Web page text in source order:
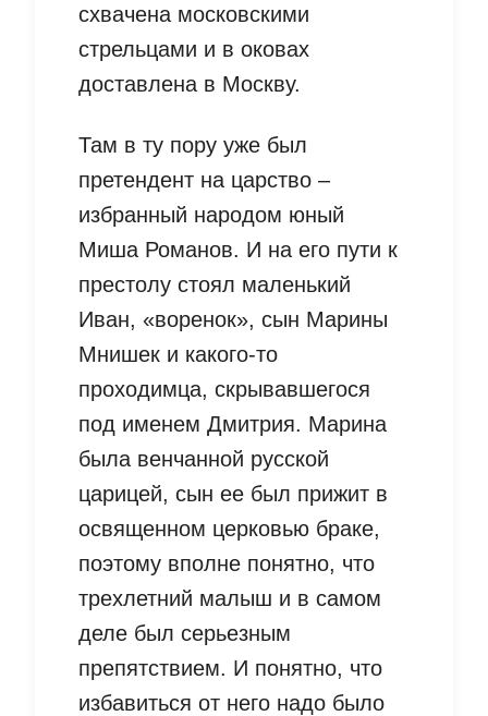
схвачена московскими
стрельцами и в оковах
доставлена в Москву.
Там в ту пору уже был
претендент на царство –
избранный народом юный
Миша Романов. И на его пути к
престолу стоял маленький
Иван, «воренок», сын Марины
Мнишек и какого-то
проходимца, скрывавшегося
под именем Дмитрия. Марина
была венчанной русской
царицей, сын ее был прижит в
освященном церковью браке,
поэтому вполне понятно, что
трехлетний малыш и в самом
деле был серьезным
препятствием. И понятно, что
избавиться от него надо было